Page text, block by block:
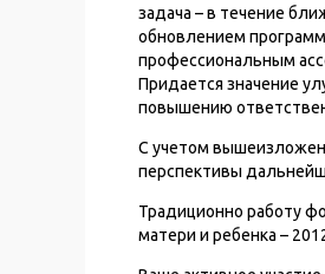
задача – в течение
обновлением
профессиональным
Придается значение
повышению
С учетом
перспективы
Традиционно работу
матери и ребенка –